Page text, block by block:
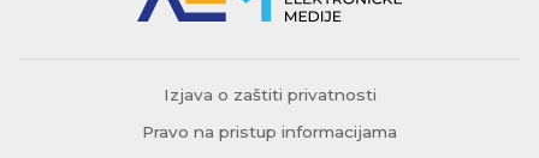
Izjava o zaštiti privatnosti
Pravo na pristup informacijama